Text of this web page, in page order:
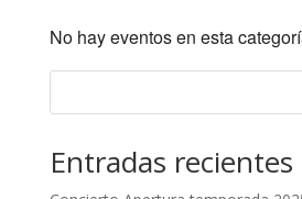
No hay eventos en esta
Entradas recientes